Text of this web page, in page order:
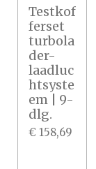
Testkof
ferset
turbola
der-
laadluc
htsyste
em | 9-
dlg.
€ 158,69